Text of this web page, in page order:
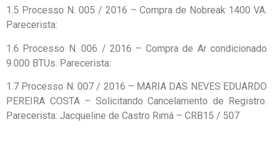
1.5 Processo N. 005 / 2016 – Compra de Nobreak 1400 VA.
Parecerista:
1.6 Processo N. 006 / 2016 – Compra de Ar condicionado
9.000 BTUs. Parecerista:
1.7 Processo N. 007 / 2016 – MARIA DAS NEVES EDUARDO
PEREIRA COSTA – Solicitando Cancelamento de Registro.
Parecerista: Jacqueline de Castro Rimá – CRB15 / 507